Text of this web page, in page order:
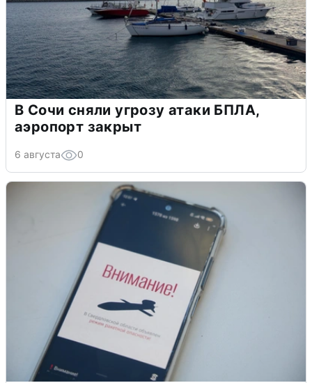
В Сочи сняли угрозу атаки БПЛА,
аэропорт закрыт
6 августа 0